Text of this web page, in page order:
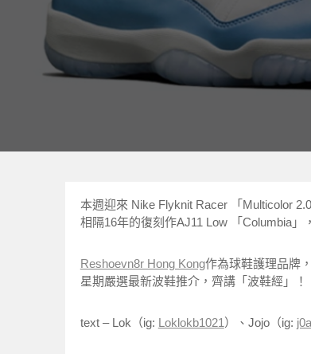
本週迎來 Nike Flyknit Racer 「Multicolor
相隔16年的復刻作AJ11 Low 「Columbia」
Reshoevn8r Hong Kong作為球鞋護理品牌
星期嚴選最新波鞋推介，齊講「波鞋經」！
text – Lok（ig: Loklokb1021）、Jojo（ig: